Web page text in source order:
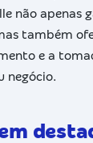
não apenas
também
e a
negócio.